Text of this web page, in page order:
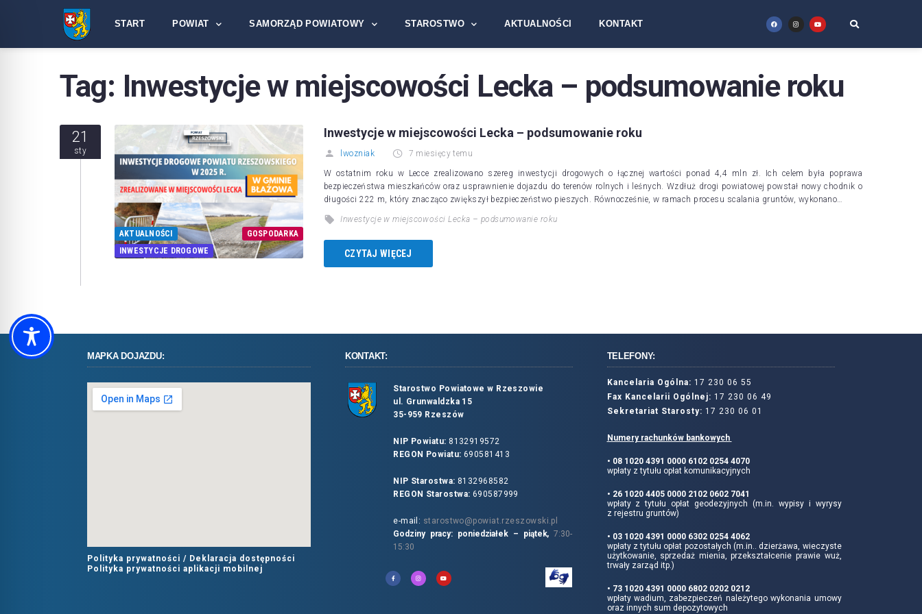
START POWIAT SAMORZĄD POWIATOWY STAROSTWO AKTUALNOŚCI KONTAKT
Tag: Inwestycje w miejscowości Lecka – podsumowanie roku
21
sty
AKTUALNOŚCI
GOSPODARKA
INWESTYCJE DROGOWE
Inwestycje w miejscowości Lecka – podsumowanie roku
lwozniak 7 miesięcy temu
W ostatnim roku w Lecce zrealizowano szereg inwestycji drogowych o łącznej wartości ponad 4,4 mln zł. Ich celem była poprawa
bezpieczeństwa mieszkańców oraz usprawnienie dojazdu do terenów rolnych i leśnych. Wzdłuż drogi powiatowej powstał nowy chodnik o
długości 222 m, który znacząco zwiększył bezpieczeństwo pieszych. Równocześnie, w ramach procesu scalania gruntów, wykonano…
Inwestycje w miejscowości Lecka – podsumowanie roku
CZYTAJ WIĘCEJ
MAPKA DOJAZDU:
Polityka prywatności / Deklaracja dostępności
Polityka prywatności aplikacji mobilnej
KONTAKT:
Starostwo Powiatowe w Rzeszowie
ul. Grunwaldzka 15
35-959 Rzeszów
NIP Powiatu: 8132919572
REGON Powiatu: 690581413
NIP Starostwa: 8132968582
REGON Starostwa: 690587999
e-mail: starostwo@powiat.rzeszowski.pl
Godziny pracy: poniedziałek – piątek,7:30-
15:30
TELEFONY:
Kancelaria Ogólna: 17 230 06 55
Fax Kancelarii Ogólnej: 17 230 06 49
Sekretariat Starosty: 17 230 06 01
Numery rachunków bankowych
• 08 1020 4391 0000 6102 0254 4070
wpłaty z tytułu opłat komunikacyjnych
• 26 1020 4405 0000 2102 0602 7041
wpłaty z tytułu opłat geodezyjnych (m.in. wypisy i wyrysy
z rejestru gruntów)
• 03 1020 4391 0000 6302 0254 4062
wpłaty z tytułu opłat pozostałych (m.in.. dzierżawa, wieczyste
użytkowanie, sprzedaż mienia, przekształcenie prawie wuż,
trwały zarząd itp.)
• 73 1020 4391 0000 6802 0202 0212
wpłaty wadium, zabezpieczeń należytego wykonania umowy
oraz innych sum depozytowych